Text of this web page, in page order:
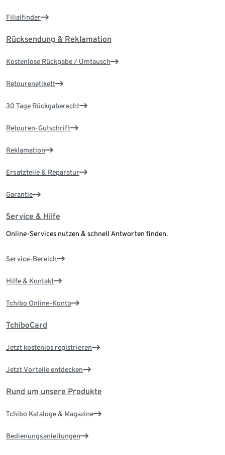
Filialfinder
Rücksendung & Reklamation
Kostenlose Rückgabe / Umtausch
Retourenetikett
30 Tage Rückgaberecht
Retouren-Gutschrift
Reklamation
Ersatzteile & Reparatur
Garantie
Service & Hilfe
Online-Services nutzen & schnell Antworten finden.
Service-Bereich
Hilfe & Kontakt
Tchibo Online-Konto
TchiboCard
Jetzt kostenlos registrieren
Jetzt Vorteile entdecken
Rund um unsere Produkte
Tchibo Kataloge & Magazine
Bedienungsanleitungen